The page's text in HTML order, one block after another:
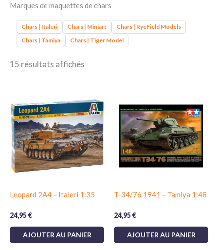
Marques de maquettes de chars
Chars | Italeri Chars | Miniart
Chars | RyeField Models
Chars | Tamiya
Chars | Tiger Model
15 résultats affichés
Leopard 2A4 – Italeri 1:35
24,95€
AJOUTER AU PANIER
T-34/76 1941 – Tamiya 1:48
24,95€
AJOUTER AU PANIER